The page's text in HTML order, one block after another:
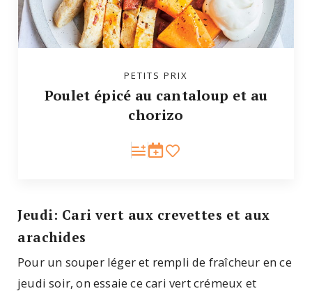
PETITS PRIX
Poulet épicé au cantaloup et au
chorizo
Jeudi: Cari vert aux crevettes et aux
arachides
Pour un souper léger et rempli de fraîcheur en ce
jeudi soir, on essaie ce cari vert crémeux et